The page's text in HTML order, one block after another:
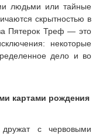
людьми или тайные
скрытностью в
Пятерок Треф — это
некоторые
дело и во
картами рождения
с червовыми